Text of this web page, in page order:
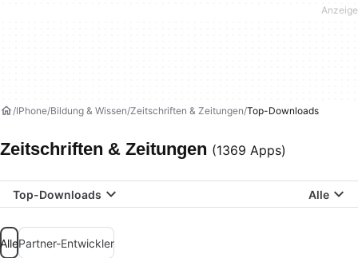
IPhone Bildung & Wissen Zeitschriften & Zeitungen Top-Downloads
Zeitschriften & Zeitungen (1369 Apps)
Top-Downloads Alle
AllePartner-Entwickler